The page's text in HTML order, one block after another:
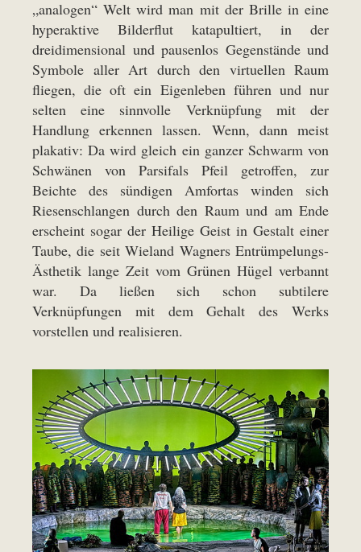
„analogen“ Welt wird man mit der Brille in eine
hyperaktive Bilderflut katapultiert, in der
dreidimensional und pausenlos Gegenstände und
Symbole aller Art durch den virtuellen Raum
fliegen, die oft ein Eigenleben führen und nur
selten eine sinnvolle Verknüpfung mit der
Handlung erkennen lassen. Wenn, dann meist
plakativ: Da wird gleich ein ganzer Schwarm von
Schwänen von Parsifals Pfeil getroffen, zur
Beichte des sündigen Amfortas winden sich
Riesenschlangen durch den Raum und am Ende
erscheint sogar der Heilige Geist in Gestalt einer
Taube, die seit Wieland Wagners Entrümpelungs-
Ästhetik lange Zeit vom Grünen Hügel verbannt
war. Da ließen sich schon subtilere
Verknüpfungen mit dem Gehalt des Werks
vorstellen und realisieren.